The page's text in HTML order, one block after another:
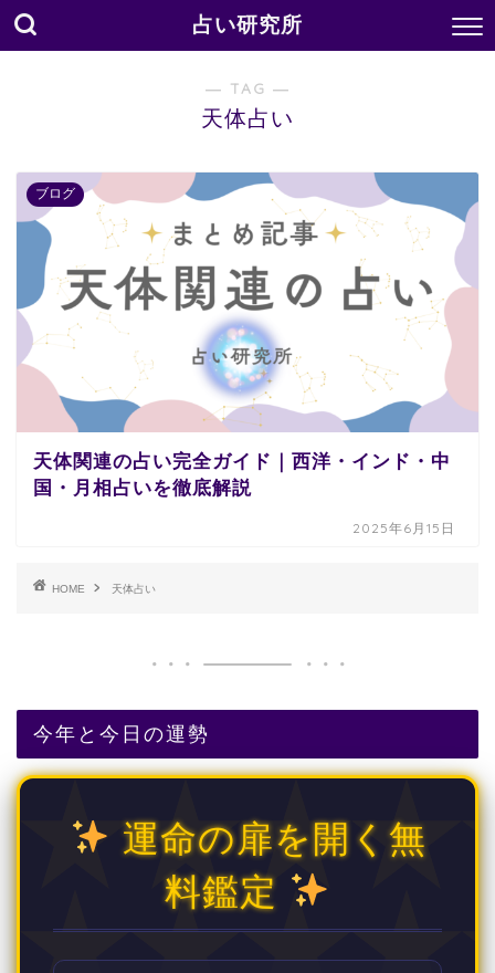
占い研究所
― TAG ―
天体占い
ブログ
天体関連の占い完全ガイド｜西洋・インド・中
国・月相占いを徹底解説
2025年6月15日
HOME 天体占い
今年と今日の運勢
運命の扉を開く無
料鑑定